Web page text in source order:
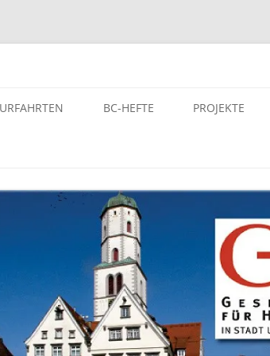
BUCHUNGEN
BC-HEFTE
AUTORINNEN DER GFH
MANUSKRIPTE UND HONORARE
HEFT KAUFEN
PROJEKTE
GEDENKBUCH
NS-
OPFERLISTE
BIBERACH